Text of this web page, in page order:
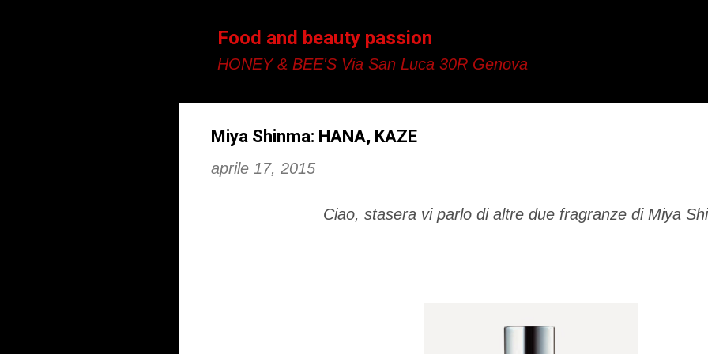
Food and beauty passion
HONEY & BEE'S Via San Luca 30R Genova
Miya Shinma: HANA, KAZE
aprile 17, 2015
Ciao, stasera vi parlo di altre due fragranze di Miya